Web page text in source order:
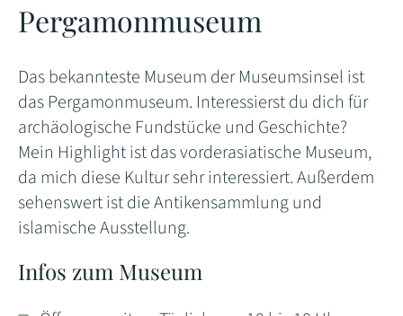
Pergamonmuseum
Das bekannteste Museum der Museumsinsel ist
das Pergamonmuseum. Interessierst du dich für
archäologische Fundstücke und Geschichte?
Mein Highlight ist das vorderasiatische Museum,
da mich diese Kultur sehr interessiert. Außerdem
sehenswert ist die Antikensammlung und
islamische Ausstellung.
Infos zum Museum